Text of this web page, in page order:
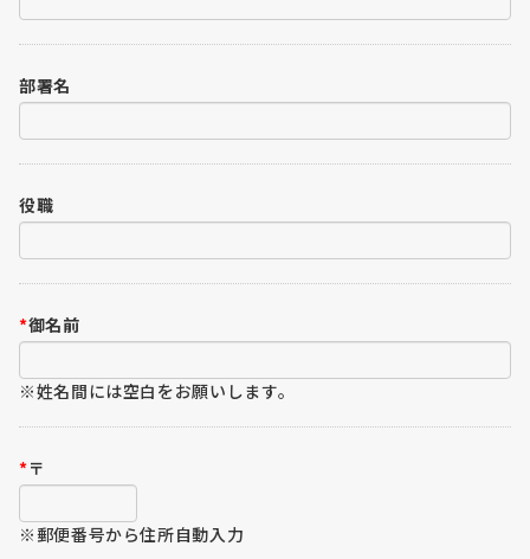
部署名
役職
*御名前
※姓名間には空白をお願いします。
*〒
※郵便番号から住所自動入力